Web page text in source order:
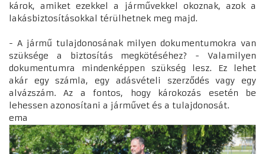
károk, amiket ezekkel a járművekkel okoznak, azok a
lakásbiztosításokkal térülhetnek meg majd.
- A jármű tulajdonosának milyen dokumentumokra van
szüksége a biztosítás megkötéséhez? - Valamilyen
dokumentumra mindenképpen szükség lesz. Ez lehet
akár egy számla, egy adásvételi szerződés vagy egy
alvázszám. Az a fontos, hogy károkozás esetén be
lehessen azonosítani a járművet és a tulajdonosát.
ema